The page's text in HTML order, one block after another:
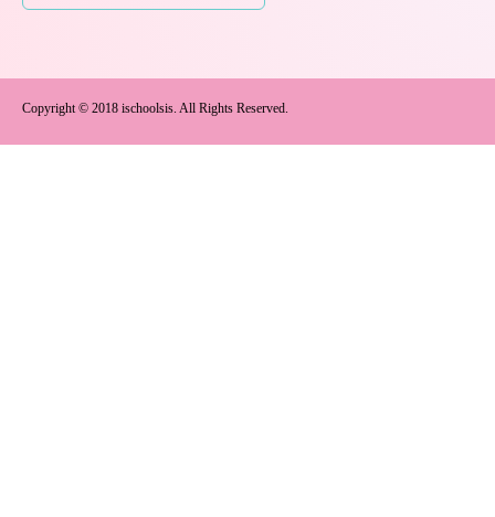
Copyright © 2018 ischoolsis. All Rights Reserved.